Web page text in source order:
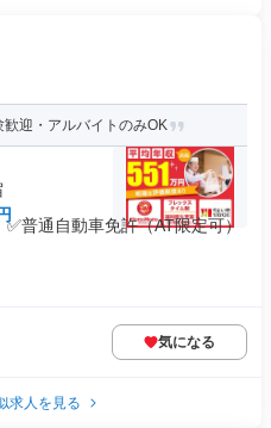
迎・アルバイトのみOK
普通自動車免許（AT限定可）
気になる
求人を見る